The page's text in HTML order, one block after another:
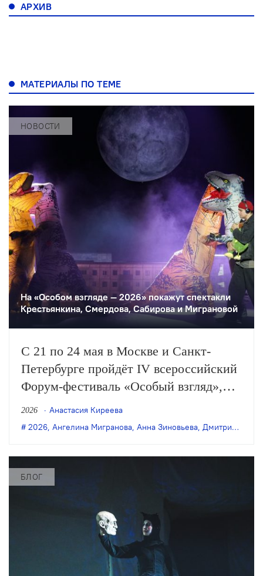
АРХИВ
МАТЕРИАЛЫ ПО ТЕМЕ
НОВОСТИ
На «Особом взгляде — 2026» покажут спектакли
Крестьянкина, Смердова, Сабирова и Миграновой
С 21 по 24 мая в Москве и Санкт-
Петербурге пройдёт IV всероссийский
Форум-фестиваль «Особый взгляд»,
посвящённый инклюзивному и
социальному театру. В программе —
семинары, лаборатории и
междисциплинарные проекты.
2026
Анастасия Киреева
2026, Ангелина Мигранова, Анна Зиновьева, Дмитрий Крестьянкин
БЛОГ